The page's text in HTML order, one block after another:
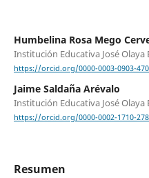
Humbelina Rosa Mego
Institución Educativa José
https://orcid.org/0000-0003-0903-
Jaime Saldaña Arévalo
Institución Educativa José
https://orcid.org/0000-0002-1710-
Resumen